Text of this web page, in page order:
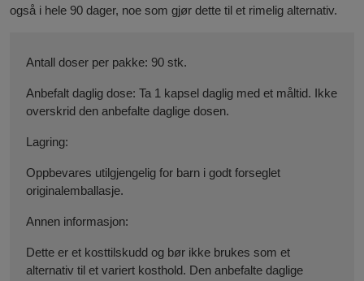
også i hele 90 dager, noe som gjør dette til et rimelig alternativ.
Antall doser per pakke: 90 stk.
Anbefalt daglig dose: Ta 1 kapsel daglig med et måltid. Ikke
overskrid den anbefalte daglige dosen.
Lagring:
Oppbevares utilgjengelig for barn i godt forseglet
originalemballasje.
Annen informasjon:
Dette er et kosttilskudd og bør ikke brukes som et
alternativ til et variert kosthold. Den anbefalte daglige